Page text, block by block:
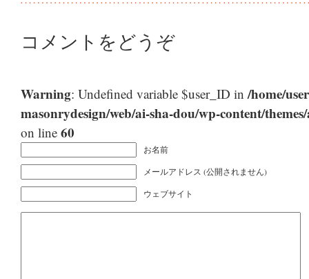
コメントをどうぞ
Warning: Undefined variable $user_ID in/home/
masonrydesign/web/ai-sha-dou/wp-content/
on line 60
お名前
メールアドレス (公開されません)
ウェブサイト